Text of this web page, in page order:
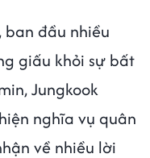
đầu nhiều
giấu khỏi sự bất
Jungkook
nghĩa vụ quân
về nhiều lời